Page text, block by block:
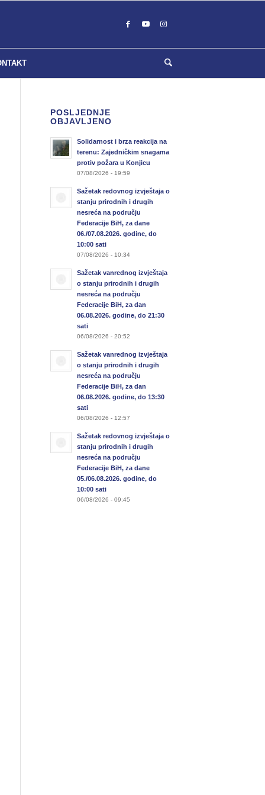
POSLJEDNJE
OBJAVLJENO
Solidarnost i brza reakcija na
terenu: Zajedničkim snagama
protiv požara u Konjicu
07/08/2026 - 19:59
Sažetak redovnog izvještaja o
stanju prirodnih i drugih
nesreća na području
Federacije BiH, za dane
06./07.08.2026. godine, do
10:00 sati
07/08/2026 - 10:34
Sažetak vanrednog izvještaja
o stanju prirodnih i drugih
nesreća na području
Federacije BiH, za dan
06.08.2026. godine, do 21:30
sati
06/08/2026 - 20:52
Sažetak vanrednog izvještaja
o stanju prirodnih i drugih
nesreća na području
Federacije BiH, za dan
06.08.2026. godine, do 13:30
sati
06/08/2026 - 12:57
Sažetak redovnog izvještaja o
stanju prirodnih i drugih
nesreća na području
Federacije BiH, za dane
05./06.08.2026. godine, do
10:00 sati
06/08/2026 - 09:45